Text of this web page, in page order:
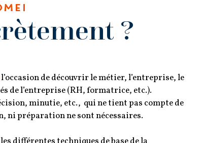
?
l’occasion de découvrir le métier, l’entreprise, le
de l’entreprise (RH, formatrice, etc.).
minutie, etc., qui ne tient pas compte de
ni préparation ne sont nécessaires.